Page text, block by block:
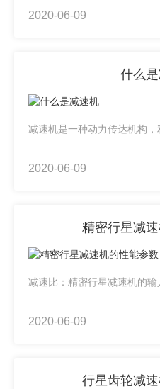
2020-06-09
什么
减速机是一种动力传达机构，
2020-06-09
精密行星减
减速比：精密行星减速机的输
2020-06-09
行星齿轮减